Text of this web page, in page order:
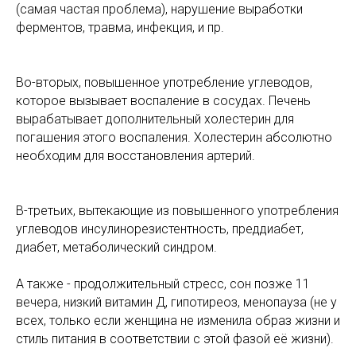
(самая частая проблема), нарушение выработки
ферментов, травма, инфекция, и пр.
Во-вторых, повышенное употребление углеводов,
которое вызывает воспаление в сосудах. Печень
вырабатывает дополнительный холестерин для
погашения этого воспаления. Холестерин абсолютно
необходим для восстановления артерий.
В-третьих, вытекающие из повышенного употребления
углеводов инсулинорезистентность, преддиабет,
диабет, метаболический синдром.
А также - продолжительный стресс, сон позже 11
вечера, низкий витамин Д, гипотиреоз, менопауза (не у
всех, только если женщина не изменила образ жизни и
стиль питания в соответствии с этой фазой её жизни).